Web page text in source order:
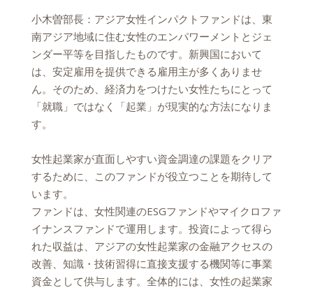
小木曽部長：アジア女性インパクトファンドは、東
南アジア地域に住む女性のエンパワーメントとジェ
ンダー平等を目指したものです。新興国において
は、安定雇用を提供できる雇用主が多くありませ
ん。そのため、経済力をつけたい女性たちにとって
「就職」ではなく「起業」が現実的な方法になりま
す。
女性起業家が直面しやすい資金調達の課題をクリア
するために、このファンドが役立つことを期待して
います。
ファンドは、女性関連のESGファンドやマイクロファ
イナンスファンドで運用します。投資によって得ら
れた収益は、アジアの女性起業家の金融アクセスの
改善、知識・技術習得に直接支援する機関等に事業
資金として供与します。全体的には、女性の起業家